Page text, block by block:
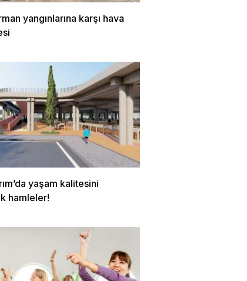
yangınlarına karşı hava
yaşam kalitesini
hamleler!